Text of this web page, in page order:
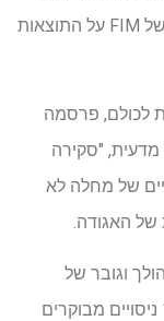
במחקר כדי לשפר את ההבנה של ההשפעה של FIM על התוצאות
לכולם, פרסמה
מדעית, "סקירה
של מחלה לא
האגודה.
וגובר של
תוכניות FIM על בסיס סקירה שיטתית של 14 ניסויים מבוקרים